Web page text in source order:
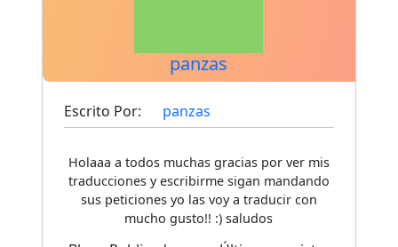
panzas
Escrito Por: panzas
Holaaa a todos muchas gracias por ver mis
traducciones y escribirme sigan mandando
sus peticiones yo las voy a traducir con
mucho gusto!! :) saludos